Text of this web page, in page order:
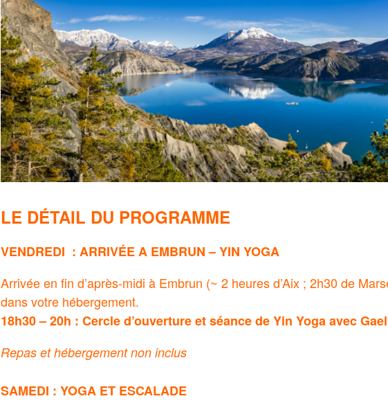
LE DÉTAIL DU PROGRAMME
VENDREDI : ARRIVÉE A EMBRUN – YIN YOGA
Arrivée en fin d’après-midi à Embrun (~ 2 heures d’Aix ; 2h30 de
dans votre hébergement.
18h30 – 20h : Cercle d’ouverture et séance de Yin Yoga avec
Repas et hébergement non inclus
SAMEDI : YOGA ET ESCALADE